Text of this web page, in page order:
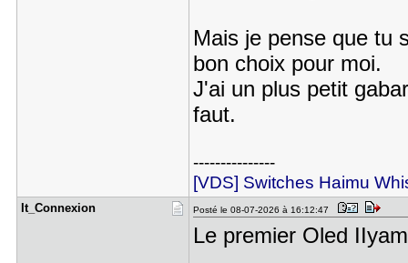
Mais je pense que tu
bon choix pour moi.
J'ai un plus petit
faut.
---------------
[VDS] Switches Haimu
It_Connexi​on Posté le 08-07-2026 à 16:12:47
Le premier Oled